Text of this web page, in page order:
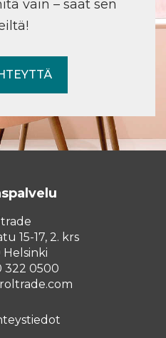
vain – saat sen
15-17, 2. krs
Helsinki
322 0500